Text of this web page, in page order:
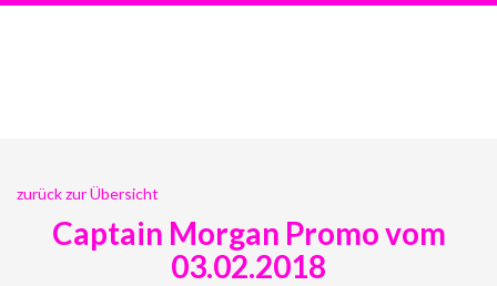
zurück zur Übersicht
Captain Morgan Promo vom
03.02.2018